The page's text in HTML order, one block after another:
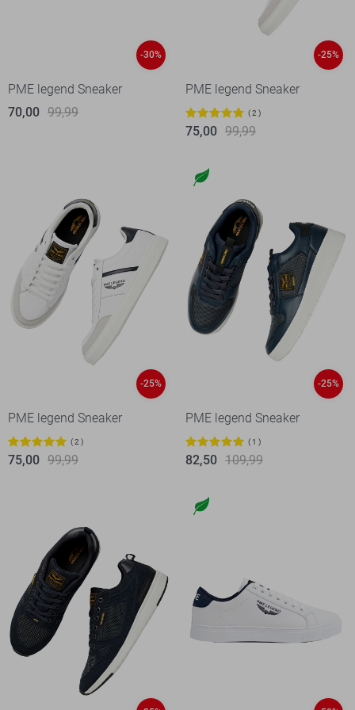
-30%
PME legend Sneaker
70,00 99,99
-25%
PME legend Sneaker
2
75,00 99,99
-25%
PME legend Sneaker
2
75,00 99,99
-25%
PME legend Sneaker
1
82,50 109,99